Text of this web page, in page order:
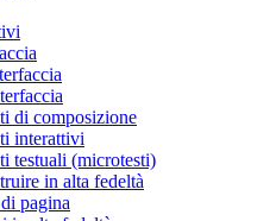
di composizione
interattivi
testuali (microtesti)
in alta fedeltà
pagina